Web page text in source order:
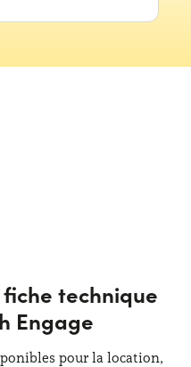
technique
Engage
pour la location,